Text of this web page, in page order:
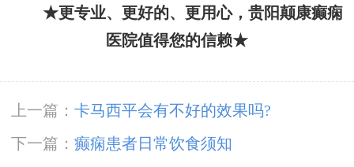
★更专业、更好的、更用心，贵阳颠康癫痫
医院值得您的信赖★
上一篇： 卡马西平会有不好的效果吗?
下一篇： 癫痫患者日常饮食须知